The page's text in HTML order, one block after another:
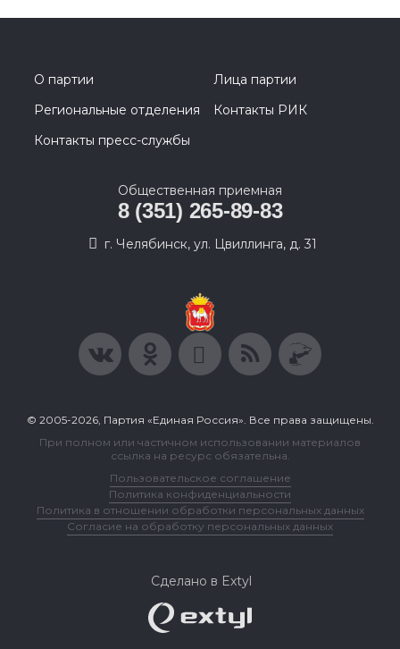
О партии
Лица партии
Региональные отделения
Контакты РИК
Контакты пресс-службы
Общественная приемная
8 (351) 265-89-83
г. Челябинск, ул. Цвиллинга, д. 31
© 2005-2026, Партия «Единая Россия». Все права защищены.
При полном или частичном использовании материалов
ссылка на ресурс обязательна.
Пользовательское соглашение
Политика конфиденциальности
Политика в отношении обработки персональных данных
Согласие на обработку персональных данных
Сделано в Extyl